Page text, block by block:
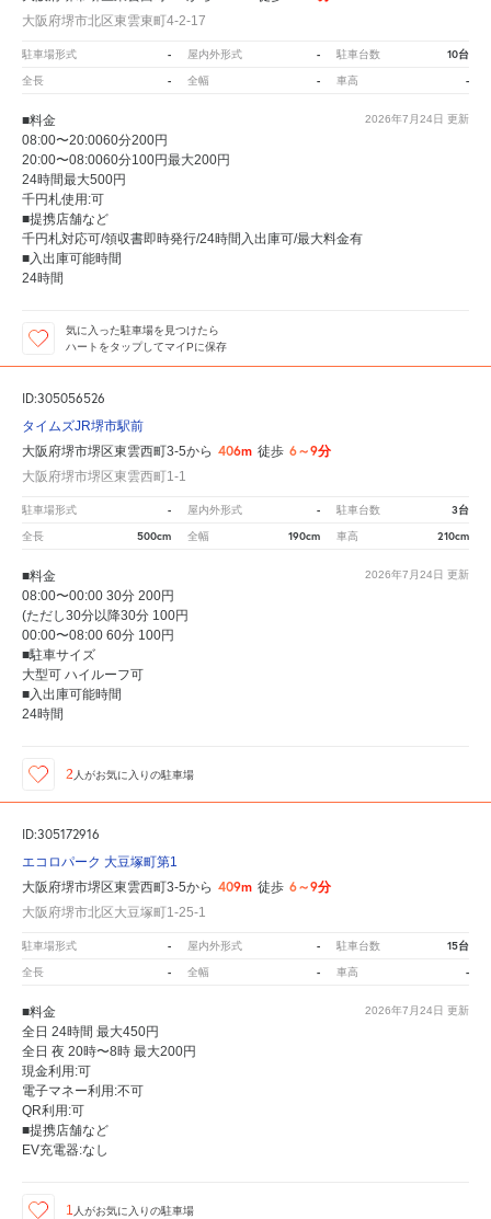
大阪府堺市北区東雲東町4-2-17
駐車場形式 - 屋内外形式 - 駐車台数 10台
全長 - 全幅 - 車高 -
2026年7月24日 更新
■料金
08:00〜20:0060分200円
20:00〜08:0060分100円最大200円
24時間最大500円
千円札使用:可
■提携店舗など
千円札対応可/領収書即時発行/24時間入出庫可/最大料金有
■入出庫可能時間
24時間
気に入った駐車場を見つけたら
ハートをタップしてマイPに保存
ID:305056526
タイムズJR堺市駅前
大阪府堺市堺区東雲西町3-5から 406m 徒歩 6～9分
大阪府堺市堺区東雲西町1-1
駐車場形式 - 屋内外形式 - 駐車台数 3台
全長 500cm 全幅 190cm 車高 210cm
2026年7月24日 更新
■料金
08:00〜00:00 30分 200円
(ただし30分以降30分 100円
00:00〜08:00 60分 100円
■駐車サイズ
大型可 ハイルーフ可
■入出庫可能時間
24時間
2 人がお気に入りの駐車場
ID:305172916
エコロパーク 大豆塚町第1
大阪府堺市堺区東雲西町3-5から 409m 徒歩 6～9分
大阪府堺市北区大豆塚町1-25-1
駐車場形式 - 屋内外形式 - 駐車台数 15台
全長 - 全幅 - 車高 -
2026年7月24日 更新
■料金
全日 24時間 最大450円
全日 夜 20時〜8時 最大200円
現金利用:可
電子マネー利用:不可
QR利用:可
■提携店舗など
EV充電器:なし
1 人がお気に入りの駐車場